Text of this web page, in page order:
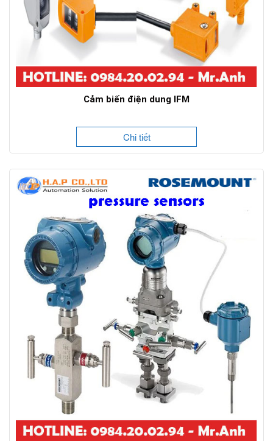
Cảm biến điện dung IFM
Chi tiết